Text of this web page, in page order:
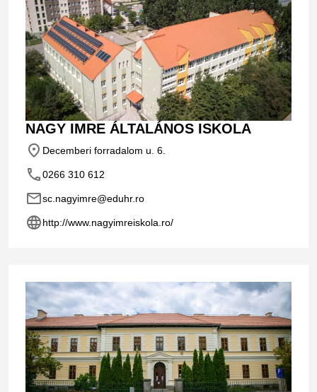
NAGY IMRE ÁLTALÁNOS ISKOLA
place Decemberi forradalom u. 6.
phone0266 310 612
emailsc.nagyimre@eduhr.ro
languagehttp://www.nagyimreiskola.ro/